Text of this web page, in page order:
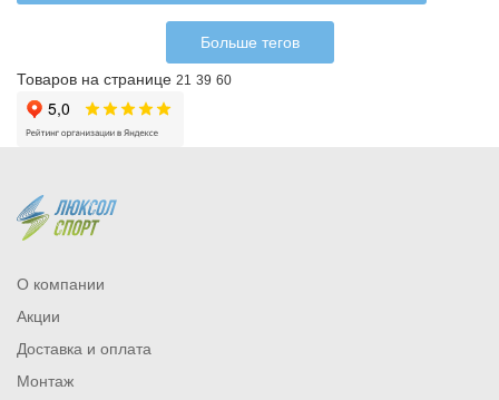
Больше тегов
Товаров на странице 21 39 60
О компании
Акции
Доставка и оплата
Монтаж